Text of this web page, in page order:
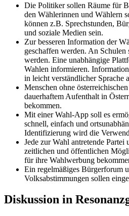
Die Politiker sollen Räume für
den Wählerinnen und Wählern
können z.B. Sprechstunden,
und soziale Medien sein.
Zur besseren Information der
geschaffen werden. An
werden. Eine unabhängige
Wahlen informieren.
in leicht verständlicher Sprache
Menschen ohne
dauerhaftem Aufenthalt in
bekommen.
Mit einer Wahl-App soll es
schnell, einfach und
Identifizierung wird die
Jede zur Wahl antretende Partei
zeitlichen und öffentlichen
für ihre Wahlwerbung
Ein regelmäßiges Bürgerforum
Volksabstimmungen sollen
Diskussion in